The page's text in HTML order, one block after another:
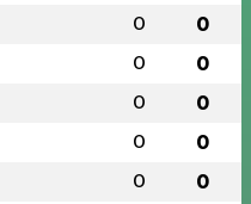
0 0
0 0
0 0
0 0
0 0